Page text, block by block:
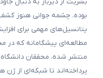
بوده. چشمه جوانی هنوز
پتانسیل‌های مهمی برای
منتشر شده، محققان دانشگاه
پرداخته‌اند تا شبکه‌ای از ژن